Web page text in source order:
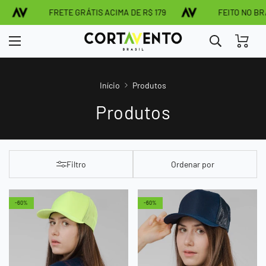
FRETE GRÁTIS ACIMA DE R$ 179 FEITO NO BRASIL
Início Produtos
Produtos
Filtro Ordenar por
-60% -60%